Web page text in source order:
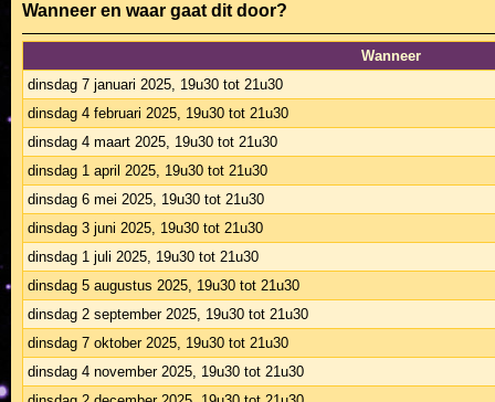
Wanneer en waar gaat dit door?
Wanneer
dinsdag 7 januari 2025, 19u30 tot 21u30
dinsdag 4 februari 2025, 19u30 tot 21u30
dinsdag 4 maart 2025, 19u30 tot 21u30
dinsdag 1 april 2025, 19u30 tot 21u30
dinsdag 6 mei 2025, 19u30 tot 21u30
dinsdag 3 juni 2025, 19u30 tot 21u30
dinsdag 1 juli 2025, 19u30 tot 21u30
dinsdag 5 augustus 2025, 19u30 tot 21u30
dinsdag 2 september 2025, 19u30 tot 21u30
dinsdag 7 oktober 2025, 19u30 tot 21u30
dinsdag 4 november 2025, 19u30 tot 21u30